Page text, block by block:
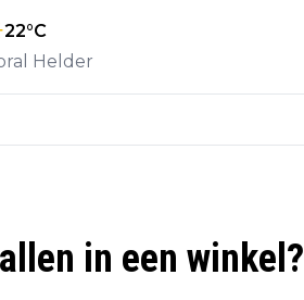
22°C
Helder
in een winkel?